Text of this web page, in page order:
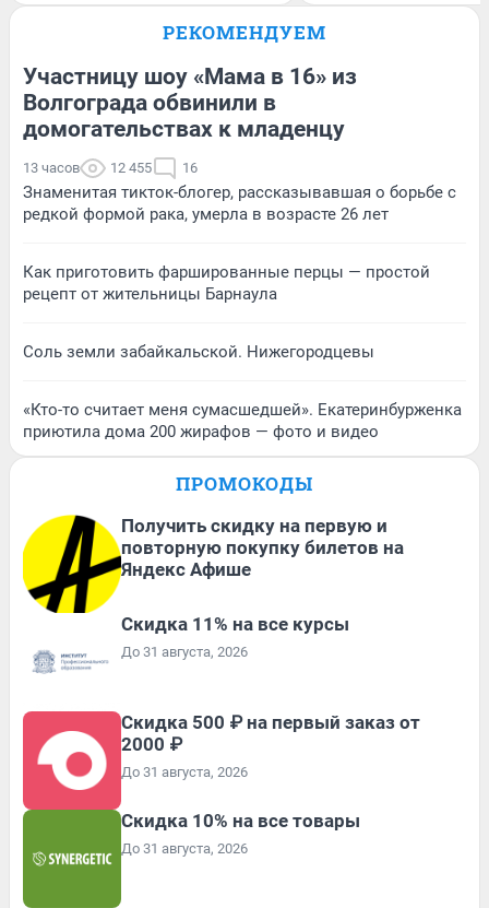
РЕКОМЕНДУЕМ
Участницу шоу «Мама в 16» из
Волгограда обвинили в
домогательствах к младенцу
13 часов 12 455 16
Знаменитая тикток-блогер, рассказывавшая о борьбе с
редкой формой рака, умерла в возрасте 26 лет
Как приготовить фаршированные перцы — простой
рецепт от жительницы Барнаула
Соль земли забайкальской. Нижегородцевы
«Кто-то считает меня сумасшедшей». Екатеринбурженка
приютила дома 200 жирафов — фото и видео
ПРОМОКОДЫ
Получить скидку на первую и
повторную покупку билетов на
Яндекс Афише
Скидка 11% на все курсы
До 31 августа, 2026
Скидка 500 ₽ на первый заказ от
2000 ₽
До 31 августа, 2026
Скидка 10% на все товары
До 31 августа, 2026